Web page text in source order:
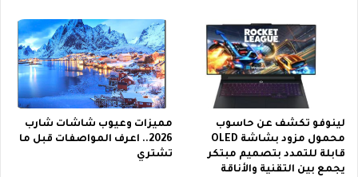
لينوفو تكشف عن حاسوب
محمول مزود بشاشة OLED
قابلة للتمدد بتصميم مبتكر
يجمع بين التقنية والأناقة
مميزات وعيوب شاشات شارب
2026.. اعرف المواصفات قبل ما
تشتري